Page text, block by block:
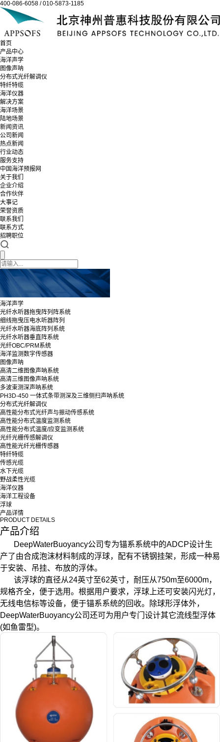
400-086-6058 / 010-5873-1185
首页
产品中心
海洋声学
图像声呐
分布式光纤解调仪
特纤特缆
海洋仪器
解决方案
海洋场景
陆地场景
新闻资讯
公司新闻
热点新闻
行业动态
服务支持
中国海洋预报网
关于我们
企业介绍
合作伙伴
大事记
荣誉资质
联系我们
联系方式
招聘职位
海洋声学
光纤水听器拖曳阵列阵系统
细线拖曳压电水听器阵列
光纤水听器海底阵列系统
光纤水听器垂直阵系统
光纤OBC/PRM系统
海洋监测数字传感器
图像声呐
高清二维图像声呐系统
高清三维图像声呐系统
多波束测深声呐系统
PH3D-450 一体式条带测深及三维侧扫声呐系统
分布式光纤解调仪
高性能分布式光纤声与振动传感系统
高性能分布式温度监测系统
高性能分布式温度/应变监测系统
光纤光栅传感解调仪
高性能光纤光栅传感器
特纤特缆
传感光缆
水下光缆
野战柔性光缆
海洋仪器
海洋工程设备
浮球
产品详情
PRODUCT DETAILS
产品介绍
DeepWaterBuoyancy公司专为锚系系统中的ADCP设计生
产了由合成泡沫材料制成的浮球，配有不锈钢挂架，形成一种易
于安装、吊挂、布放的浮体。
该浮球的直径从24英寸至62英寸，耐压从750m至6000m，
规格齐全，便于选用。根据用户要求，浮球上还可安装闪光灯，
无线电信标等设备，便于锚系系统的回收。除球形浮体外，
DeepWaterBuoyancy公司还可为用户专门设计其它流线型浮体
(如鱼雷型)。